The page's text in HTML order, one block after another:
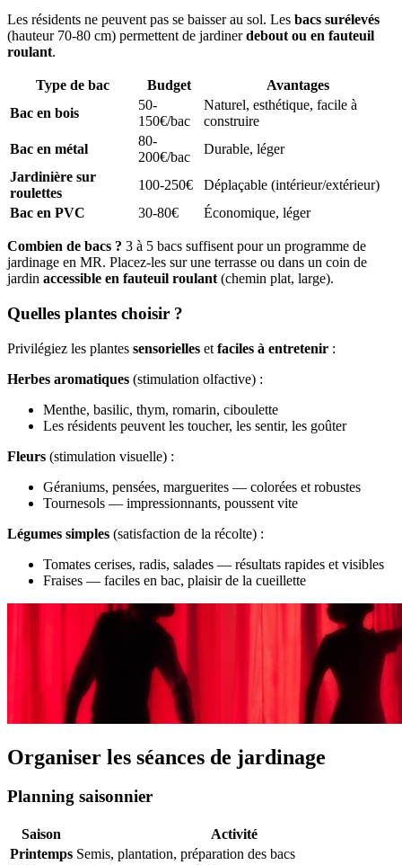
Les résidents ne peuvent pas se baisser au sol. Les bacs surélevés
(hauteur 70-80 cm) permettent de jardinerdebout ou en fauteuil
roulant.
Type de bac Budget
Avantages
Bac en bois
50-
150€/bac
Naturel, esthétique, facile à
construire
Bac en métal
80-
200€/bac
Durable, léger
Jardinière sur
roulettes
100-250€
Déplaçable (intérieur/extérieur)
Bac en PVC
30-80€ Économique, léger
Combien de bacs ? 3 à 5 bacs suffisent pour un programme de
jardinage en MR. Placez-les sur une terrasse ou dans un coin de
jardin accessible en fauteuil roulant (chemin plat, large).
Quelles plantes choisir ?
Privilégiez les plantes sensorielles et faciles à entretenir :
Herbes aromatiques (stimulation olfactive) :
Menthe, basilic, thym, romarin, ciboulette
Les résidents peuvent les toucher, les sentir, les goûter
Fleurs (stimulation visuelle) :
Géraniums, pensées, marguerites — colorées et robustes
Tournesols — impressionnants, poussent vite
Légumes simples (satisfaction de la récolte) :
Tomates cerises, radis, salades — résultats rapides et visibles
Fraises — faciles en bac, plaisir de la cueillette
Organiser les séances de jardinage
Planning saisonnier
Saison
Activité
Printemps Semis, plantation, préparation des bacs